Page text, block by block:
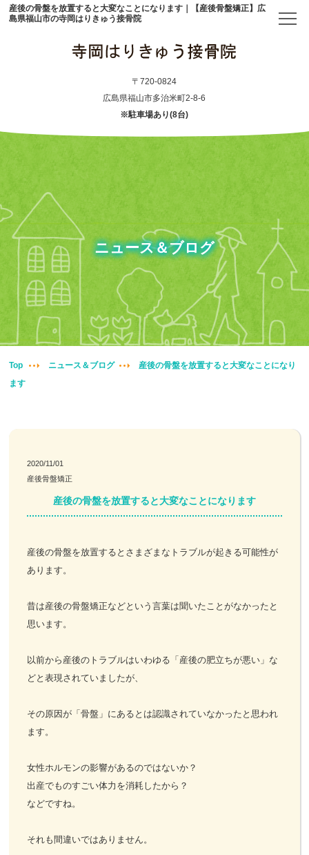
産後の骨盤を放置すると大変なことになります｜【産後骨盤矯正】広
島県福山市の寺岡はりきゅう接骨院
〒720-0824
広島県福山市多治米町2-8-6
※駐車場あり(8台)
初めての方へ
アクセス
メニュー・料金表
産後骨盤矯正
妊婦整体
腰痛・膝痛
鍼・灸・小児鍼
冷え性改善
訪問鍼灸
ニュース＆ブログ
お客様の声
LINE予約
ニュース＆ブログ
Top ニュース＆ブログ
産後の骨盤を放置すると大変なことになり
ます
2020/11/01
産後骨盤矯正
産後の骨盤を放置すると大変なことになります
産後の骨盤を放置するとさまざまなトラブルが起きる可能性が
あります。
昔は産後の骨盤矯正などという言葉は聞いたことがなかったと
思います。
以前から産後のトラブルはいわゆる「産後の肥立ちが悪い」な
どと表現されていましたが、
その原因が「骨盤」にあるとは認識されていなかったと思われ
ます。
女性ホルモンの影響があるのではないか？
出産でものすごい体力を消耗したから？
などですね。
それも間違いではありません。